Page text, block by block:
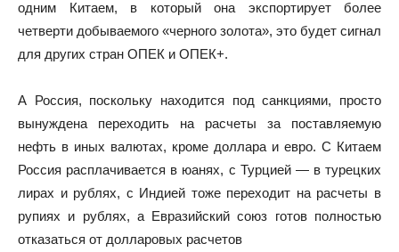
одним Китаем, в который она экспортирует более
четверти добываемого «черного золота», это будет сигнал
для других стран ОПЕК и ОПЕК+.
А Россия, поскольку находится под санкциями, просто
вынуждена переходить на расчеты за поставляемую
нефть в иных валютах, кроме доллара и евро. С Китаем
Россия расплачивается в юанях, с Турцией — в турецких
лирах и рублях, с Индией тоже переходит на расчеты в
рупиях и рублях, а Евразийский союз готов полностью
отказаться от долларовых расчетов